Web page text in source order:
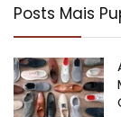
Posts Mais